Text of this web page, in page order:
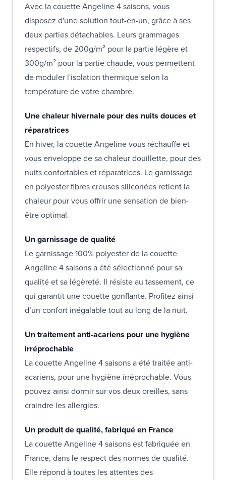
Avec la couette Angeline 4 saisons, vous
disposez d'une solution tout-en-un, grâce à ses
deux parties détachables. Leurs grammages
respectifs, de 200g/m² pour la partie légère et
300g/m² pour la partie chaude, vous permettent
de moduler l'isolation thermique selon la
température de votre chambre.
Une chaleur hivernale pour des nuits douces et
réparatrices
En hiver, la couette Angeline vous réchauffe et
vous enveloppe de sa chaleur douillette, pour des
nuits confortables et réparatrices. Le garnissage
en polyester fibres creuses siliconées retient la
chaleur pour vous offrir une sensation de bien-
être optimal.
Un garnissage de qualité
Le garnissage 100% polyester de la couette
Angeline 4 saisons a été sélectionné pour sa
qualité et sa légèreté. Il résiste au tassement, ce
qui garantit une couette gonflante. Profitez ainsi
d’un confort inégalable tout au long de la nuit.
Un traitement anti-acariens pour une hygiène
irréprochable
La couette Angeline 4 saisons a été traitée anti-
acariens, pour une hygiène irréprochable. Vous
pouvez ainsi dormir sur vos deux oreilles, sans
craindre les allergies.
Un produit de qualité, fabriqué en France
La couette Angeline 4 saisons est fabriquée en
France, dans le respect des normes de qualité.
Elle répond à toutes les attentes des